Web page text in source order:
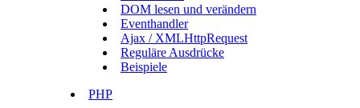
DOM lesen und verändern
Eventhandler
Ajax / XMLHttpRequest
Reguläre Ausdrücke
Beispiele
PHP